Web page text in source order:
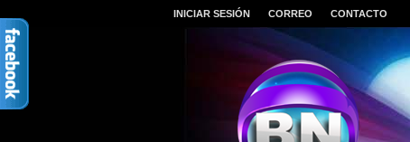
INICIAR SESIÓN CORREO CONTACTO